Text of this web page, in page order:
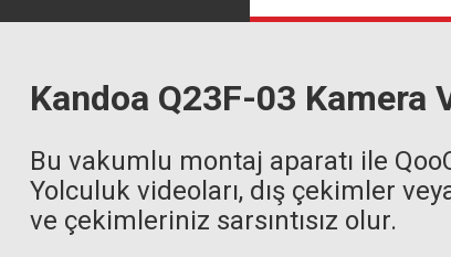
Kandoa Q23F-03 Kamera
Bu vakumlu montaj aparatı ile
Yolculuk videoları, dış çekimler
ve çekimleriniz sarsıntısız olur.